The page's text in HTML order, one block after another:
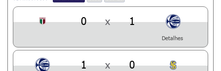
0 x 1
Detalhes
1 x 0